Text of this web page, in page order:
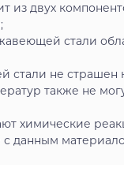
из двух
стали
не страшен
также не
химические
данным